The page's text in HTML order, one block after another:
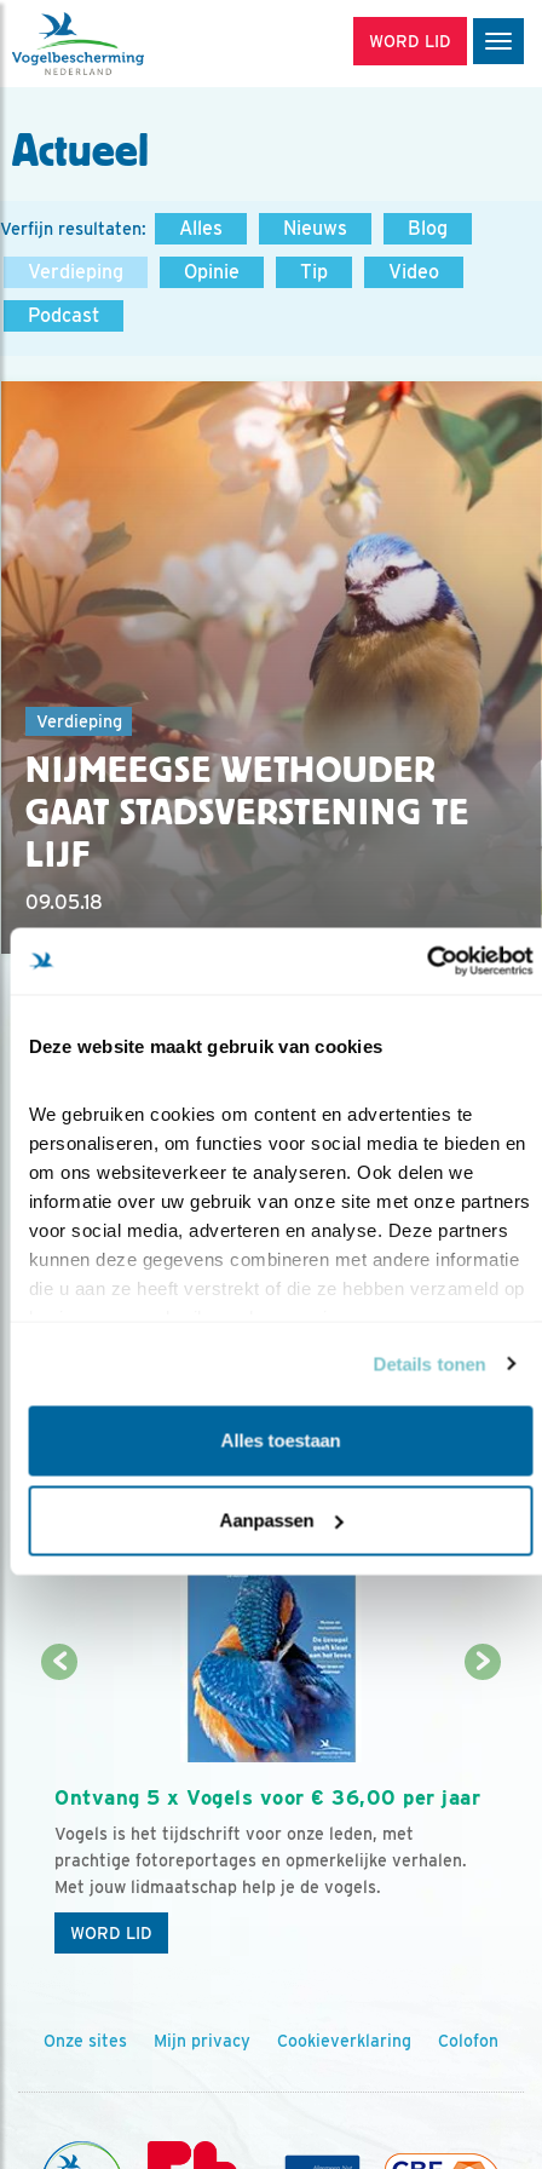
Deze website maakt gebruik van cookies
We gebruiken cookies om content en advertenties te
personaliseren, om functies voor social media te bieden en
om ons websiteverkeer te analyseren. Ook delen we
informatie over uw gebruik van onze site met onze partners
voor social media, adverteren en analyse. Deze partners
kunnen deze gegevens combineren met andere informatie
die u aan ze heeft verstrekt of die ze hebben verzameld op
Details tonen
Alles toestaan
Aanpassen
WORD LID
Actueel
Verfijn resultaten: Alles Nieuws
Blog
Verdieping
Opinie Tip
Video
Podcast
Verdieping
NIJMEEGSE WETHOUDER
GAAT STADSVERSTENING TE
LIJF
09.05.18
Op de hoogte blijven?
Meld je aan en ontvang nieuws, inspiratie, acties en tips
over vogels en activiteiten van Vogelbescherming.
Ontvang 5 x Vogels voor € 36,00 per jaar
Vogels is het tijdschrift voor onze leden, met
prachtige fotoreportages en opmerkelijke verhalen.
Met jouw lidmaatschap help je de vogels.
WORD LID
Onze sites Mijn privacy Cookieverklaring Colofon